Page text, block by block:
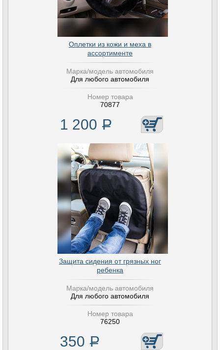
Оплетки из кожи и меха в
ассортименте
Марка/модель автомобиля
Для любого автомобиля
Номер товара
70877
1 200 Р
Защита сидения от грязных ног
ребенка
Марка/модель автомобиля
Для любого автомобиля
Номер товара
76250
350 Р